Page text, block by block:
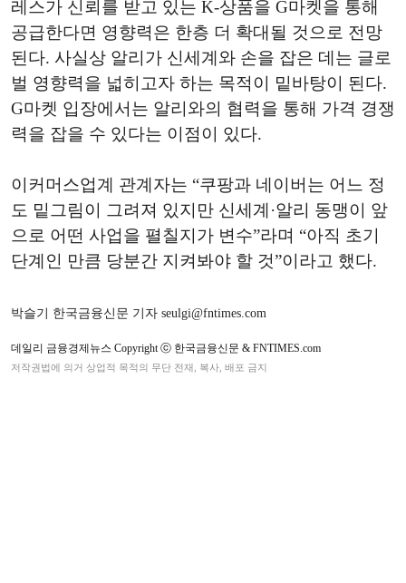
레스가 신뢰를 받고 있는 K-상품을 G마켓을 통해
공급한다면 영향력은 한층 더 확대될 것으로 전망
된다. 사실상 알리가 신세계와 손을 잡은 데는 글로
벌 영향력을 넓히고자 하는 목적이 밑바탕이 된다.
G마켓 입장에서는 알리와의 협력을 통해 가격 경쟁
력을 잡을 수 있다는 이점이 있다.
이커머스업계 관계자는 “쿠팡과 네이버는 어느 정
도 밑그림이 그려져 있지만 신세계·알리 동맹이 앞
으로 어떤 사업을 펼칠지가 변수”라며 “아직 초기
단계인 만큼 당분간 지켜봐야 할 것”이라고 했다.
박슬기 한국금융신문 기자 seulgi@fntimes.com
데일리 금융경제뉴스 Copyright ⓒ 한국금융신문 & FNTIMES.com
저작권법에 의거 상업적 목적의 무단 전재, 복사, 배포 금지